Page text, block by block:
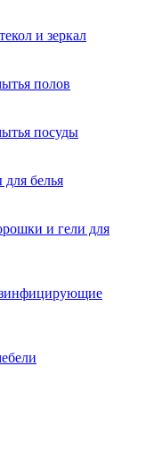
и зеркал
полов
посуды
белья
и гели для